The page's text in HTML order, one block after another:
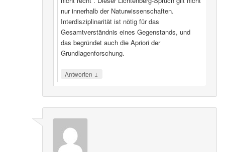
nur innerhalb der Naturwissenschaften.
Interdisziplinarität ist nötig für das
Gesamtverständnis eines Gegenstands, und
das begründet auch die Apriori der
Grundlagenforschung.
Antworten ↓